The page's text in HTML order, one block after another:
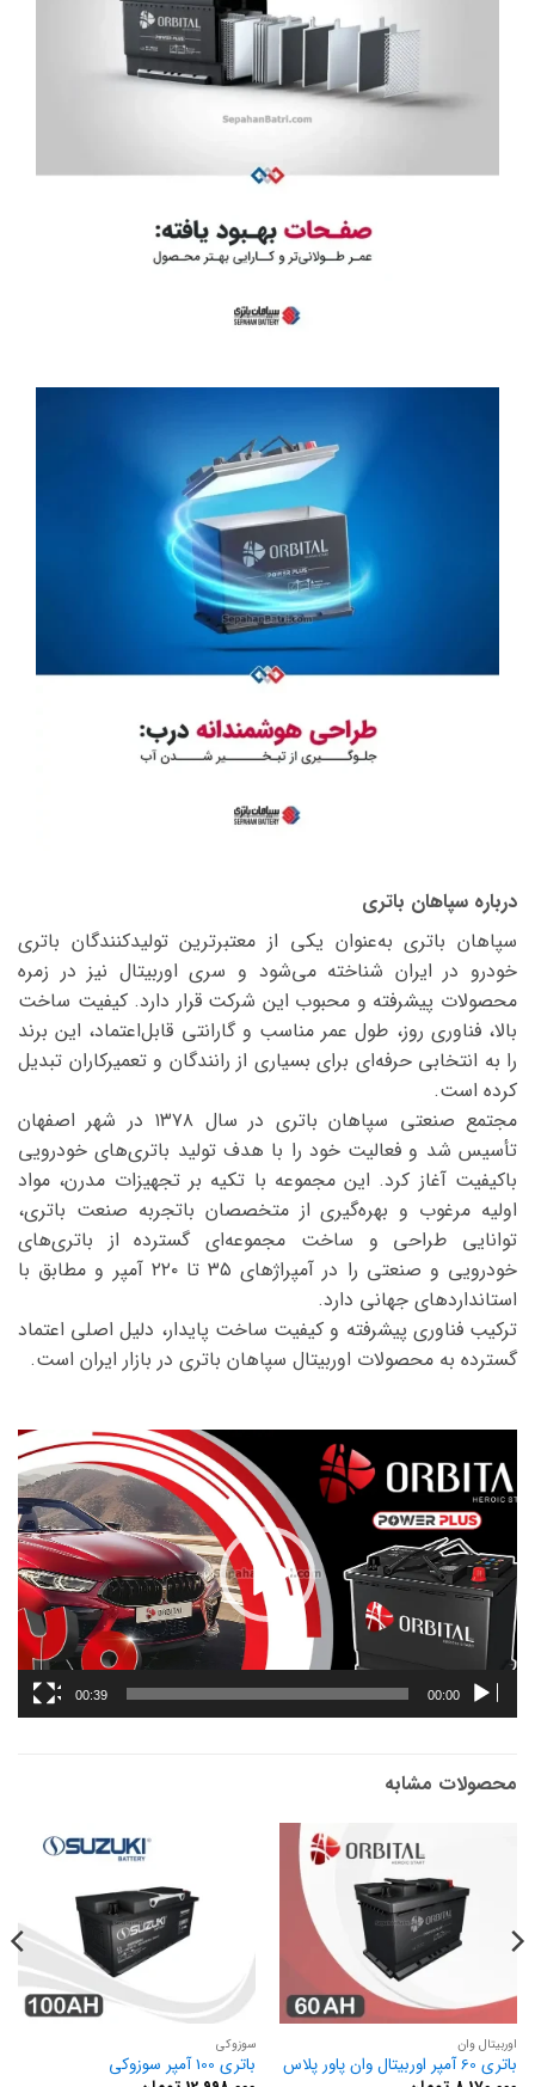
درباره سپاهان باتری
سپاهان باتری به‌عنوان یکی از معتبرترین تولیدکنندگان باتری
خودرو در ایران شناخته می‌شود و سری اوربیتال نیز در زمره
محصولات پیشرفته و محبوب این شرکت قرار دارد. کیفیت ساخت
بالا، فناوری روز، طول عمر مناسب و گارانتی قابل‌اعتماد، این برند
را به انتخابی حرفه‌ای برای بسیاری از رانندگان و تعمیرکاران تبدیل
کرده است.
مجتمع صنعتی سپاهان باتری در سال ۱۳۷۸ در شهر اصفهان
تأسیس شد و فعالیت خود را با هدف تولید باتری‌های خودرویی
باکیفیت آغاز کرد. این مجموعه با تکیه بر تجهیزات مدرن، مواد
اولیه مرغوب و بهره‌گیری از متخصصان باتجربه صنعت باتری،
توانایی طراحی و ساخت مجموعه‌ای گسترده از باتری‌های
خودرویی و صنعتی را در آمپراژهای ۳۵ تا ۲۲۰ آمپر و مطابق با
استانداردهای جهانی دارد.
ترکیب فناوری پیشرفته و کیفیت ساخت پایدار، دلیل اصلی اعتماد
گسترده به محصولات اوربیتال سپاهان باتری در بازار ایران است.
نمایشگر
ویدیو
00:00
00:39
محصولات مشابه
اوربیتال وان
باتری 60 آمپر اوربیتال وان پاور پلاس
سوزوکی
باتری 100 آمپر سوزوکی